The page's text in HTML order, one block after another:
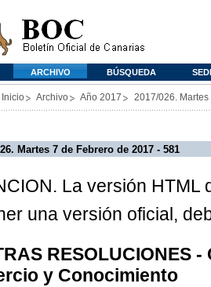
ARCHIVO BÚSQUEDA
Inicio Archivo Año 2017 2017/026.
26. Martes 7 de Febrero de 2017 - 581
La versión HTML
una versión oficial,
RESOLUCIONES
y Conocimiento